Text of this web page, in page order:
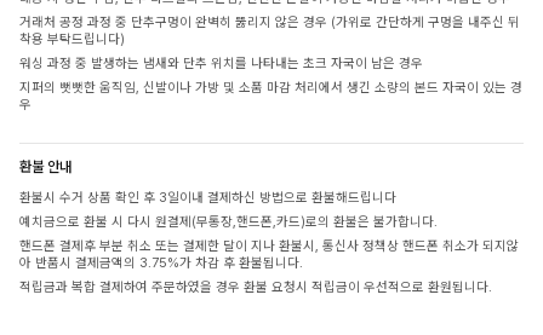
거래처 공정 과정 중 단추구멍이 완벽히 뚫리지 않은 경우 (가위로 간단하게 구멍을 내주신 뒤
착용 부탁드립니다)
워싱 과정 중 발생하는 냄새와 단추 위치를 나타내는 초크 자국이 남은 경우
지퍼의 뻣뻣한 움직임, 신발이나 가방 및 소품 마감 처리에서 생긴 소량의 본드 자국이 있는 경
우
환불 안내
환불시 수거 상품 확인 후 3일이내 결제하신 방법으로 환불해드립니다
예치금으로 환불 시 다시 원결제(무통장,핸드폰,카드)로의 환불은 불가합니다.
핸드폰 결제후 부분 취소 또는 결제한 달이 지나 환불시, 통신사 정책상 핸드폰 취소가 되지않
아 반품시 결제금액의 3.75%가 차감 후 환불됩니다.
적립금과 복합 결제하여 주문하였을 경우 환불 요청시 적립금이 우선적으로 환원됩니다.